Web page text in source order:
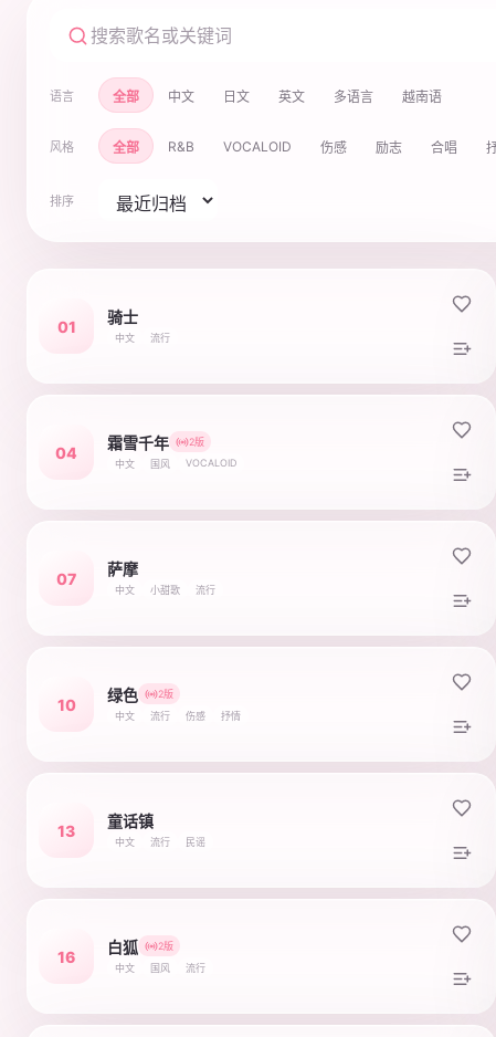
语言 全部 中文 日文 英文 多语言 越南语
风格 全部 R&B VOCALOID 伤感 励志 合唱
排序
01
骑士
中文 流行
04
霜雪千年
2版
中文
国风 VOCALOID
07
萨摩
中文 小甜歌 流行
10
绿色
2版
中文
流行 伤感 抒情
13
童话镇
中文 流行 民谣
16
白狐
2版
中文
国风 流行